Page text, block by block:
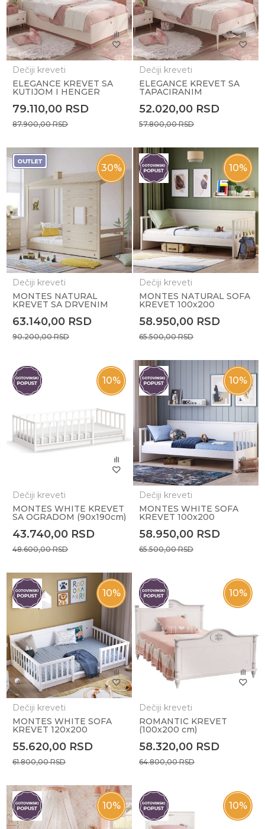
Dečiji kreveti
ELEGANCE KREVET SA
KUTIJOM I HENGER
cm)
79.110,00 RSD
87.900,00RSD
Dečiji kreveti
ELEGANCE KREVET SA
TAPACIRANIM
cm)
52.020,00 RSD
57.800,00RSD
30%
Dečiji kreveti
MONTES NATURAL
KREVET SA DRVENIM
PROZOROM+OKRUGLI
63.140,00 RSD
90.200,00RSD
10%
Dečiji kreveti
MONTES NATURAL SOFA
KREVET 100x200
58.950,00 RSD
65.500,00RSD
10%
Dečiji kreveti
MONTES WHITE KREVET
SA OGRADOM (90x190cm)
43.740,00 RSD
48.600,00RSD
10%
Dečiji kreveti
MONTES WHITE SOFA
KREVET 100x200
58.950,00 RSD
65.500,00RSD
10%
Dečiji kreveti
MONTES WHITE SOFA
KREVET 120x200
55.620,00 RSD
61.800,00RSD
10%
Dečiji kreveti
ROMANTIC KREVET
(100x200 cm)
58.320,00 RSD
64.800,00RSD
10% 10%